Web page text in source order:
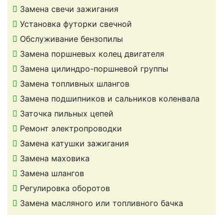
Замена свечи зажигания
Установка футорки свечной
Обслуживание бензопилы
Замена поршневых колец двигателя
Замена цилиндро-поршневой группы
Замена топливных шлангов
Замена подшипников и сальников коленвала
Заточка пильных цепей
Ремонт электропроводки
Замена катушки зажигания
Замена маховика
Замена шлангов
Регулировка оборотов
Замена масляного или топливного бачка